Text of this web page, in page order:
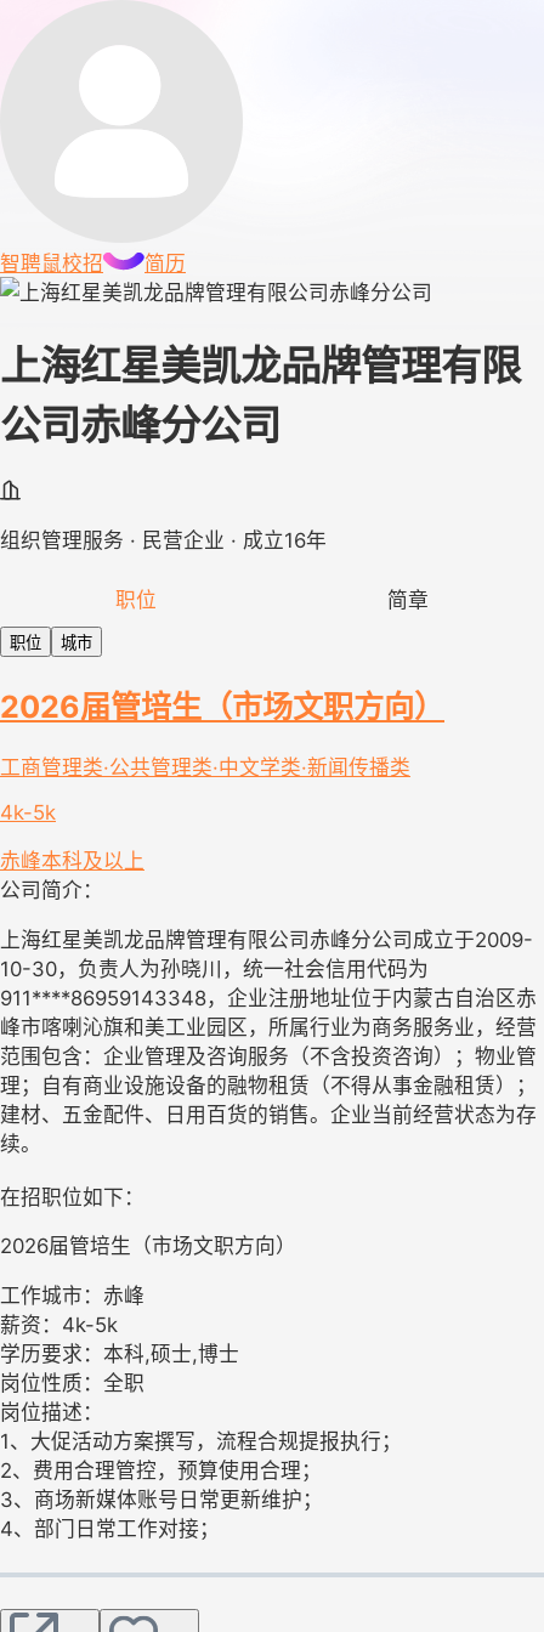
智聘鼠校招 简历
上海红星美凯龙品牌管理有限
公司赤峰分公司
组织管理服务 · 民营企业 · 成立16年
职位 简章
职位 城市
2026届管培生（市场文职方向）
工商管理类·公共管理类·中文学类·新闻传播类
4k-5k
赤峰本科及以上
公司简介：
上海红星美凯龙品牌管理有限公司赤峰分公司成立于2009-
10-30，负责人为孙晓川，统一社会信用代码为
911****86959143348，企业注册地址位于内蒙古自治区赤
峰市喀喇沁旗和美工业园区，所属行业为商务服务业，经营
范围包含：企业管理及咨询服务（不含投资咨询）；物业管
理；自有商业设施设备的融物租赁（不得从事金融租赁）；
建材、五金配件、日用百货的销售。企业当前经营状态为存
续。
在招职位如下：
2026届管培生（市场文职方向）
工作城市：赤峰
薪资：4k-5k
学历要求：本科,硕士,博士
岗位性质：全职
岗位描述：
1、大促活动方案撰写，流程合规提报执行；
2、费用合理管控，预算使用合理；
3、商场新媒体账号日常更新维护；
4、部门日常工作对接；